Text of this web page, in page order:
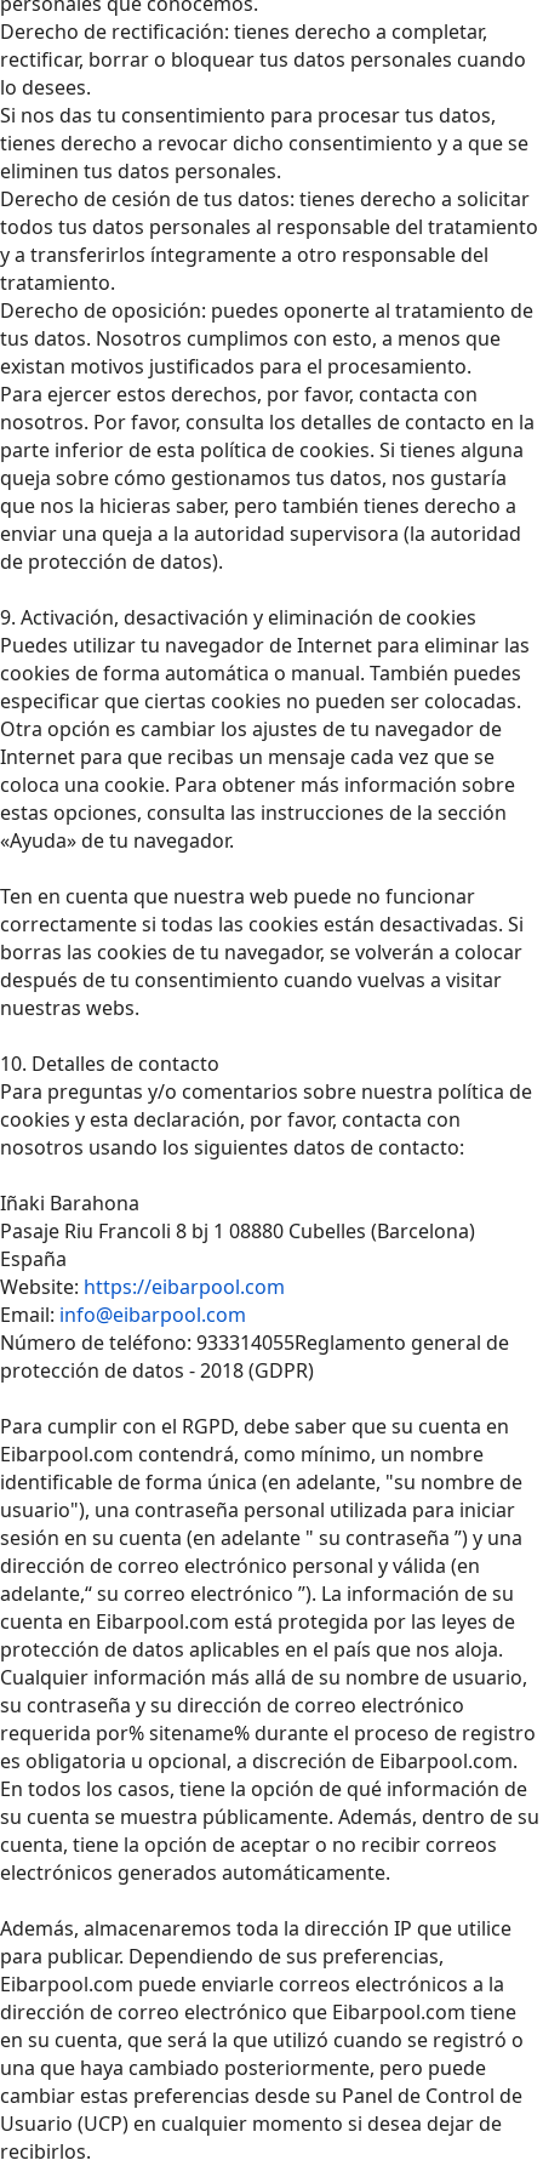
Derecho de rectificación: tienes derecho a completar,
rectificar, borrar o bloquear tus datos personales cuando
lo desees.
Si nos das tu consentimiento para procesar tus datos,
tienes derecho a revocar dicho consentimiento y a que se
eliminen tus datos personales.
Derecho de cesión de tus datos: tienes derecho a solicitar
todos tus datos personales al responsable del tratamiento
y a transferirlos íntegramente a otro responsable del
tratamiento.
Derecho de oposición: puedes oponerte al tratamiento de
tus datos. Nosotros cumplimos con esto, a menos que
existan motivos justificados para el procesamiento.
Para ejercer estos derechos, por favor, contacta con
nosotros. Por favor, consulta los detalles de contacto en la
parte inferior de esta política de cookies. Si tienes alguna
queja sobre cómo gestionamos tus datos, nos gustaría
que nos la hicieras saber, pero también tienes derecho a
enviar una queja a la autoridad supervisora (la autoridad
de protección de datos).
9. Activación, desactivación y eliminación de cookies
Puedes utilizar tu navegador de Internet para eliminar las
cookies de forma automática o manual. También puedes
especificar que ciertas cookies no pueden ser colocadas.
Otra opción es cambiar los ajustes de tu navegador de
Internet para que recibas un mensaje cada vez que se
coloca una cookie. Para obtener más información sobre
estas opciones, consulta las instrucciones de la sección
«Ayuda» de tu navegador.
Ten en cuenta que nuestra web puede no funcionar
correctamente si todas las cookies están desactivadas. Si
borras las cookies de tu navegador, se volverán a colocar
después de tu consentimiento cuando vuelvas a visitar
nuestras webs.
10. Detalles de contacto
Para preguntas y/o comentarios sobre nuestra política de
cookies y esta declaración, por favor, contacta con
nosotros usando los siguientes datos de contacto:
Iñaki Barahona
Pasaje Riu Francoli 8 bj 1 08880 Cubelles (Barcelona)
España
Website: https://eibarpool.com
Email: info@eibarpool.com
Número de teléfono: 933314055Reglamento general de
protección de datos - 2018 (GDPR)
Para cumplir con el RGPD, debe saber que su cuenta en
Eibarpool.com contendrá, como mínimo, un nombre
identificable de forma única (en adelante, "su nombre de
usuario"), una contraseña personal utilizada para iniciar
sesión en su cuenta (en adelante " su contraseña ”) y una
dirección de correo electrónico personal y válida (en
adelante,“ su correo electrónico ”). La información de su
cuenta en Eibarpool.com está protegida por las leyes de
protección de datos aplicables en el país que nos aloja.
Cualquier información más allá de su nombre de usuario,
su contraseña y su dirección de correo electrónico
requerida por% sitename% durante el proceso de registro
es obligatoria u opcional, a discreción de Eibarpool.com.
En todos los casos, tiene la opción de qué información de
su cuenta se muestra públicamente. Además, dentro de su
cuenta, tiene la opción de aceptar o no recibir correos
electrónicos generados automáticamente.
Además, almacenaremos toda la dirección IP que utilice
para publicar. Dependiendo de sus preferencias,
Eibarpool.com puede enviarle correos electrónicos a la
dirección de correo electrónico que Eibarpool.com tiene
en su cuenta, que será la que utilizó cuando se registró o
una que haya cambiado posteriormente, pero puede
cambiar estas preferencias desde su Panel de Control de
Usuario (UCP) en cualquier momento si desea dejar de
recibirlos.